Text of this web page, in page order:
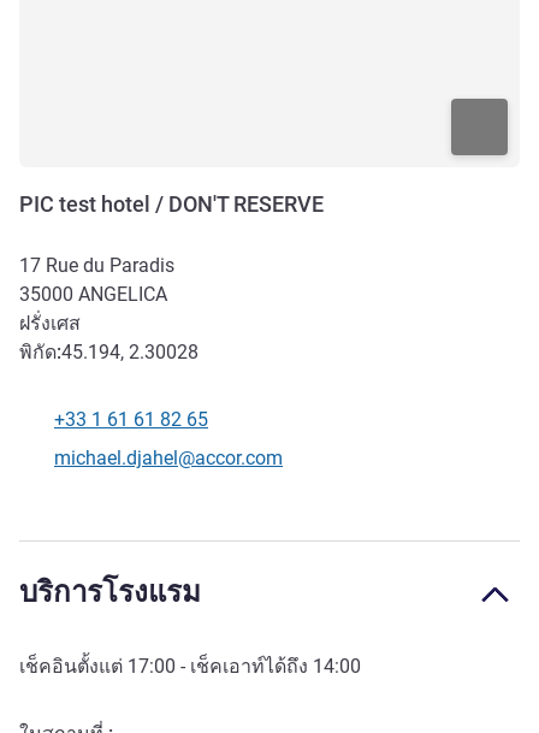
PIC test hotel / DON'T RESERVE
17 Rue du Paradis
35000 ANGELICA
ฝรั่งเศส
พิกัด:45.194, 2.30028
โทรศัพท์
+33 1 61 61 82 65
อีเมลติดต่อ
michael.djahel@accor.com
บริการโรงแรม
เช็คอินตั้งแต่ 17:00 - เช็คเอาท์ได้ถึง 14:00